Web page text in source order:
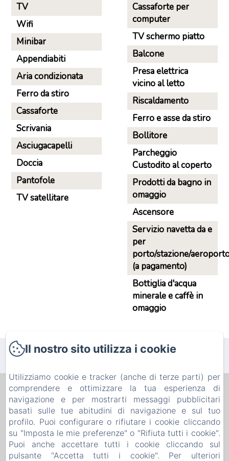
TV
Wifi
Minibar
Appendiabiti
Aria condizionata
Ferro da stiro
Cassaforte
Scrivania
Asciugacapelli
Doccia
Pantofole
TV satellitare
Cassaforte per
computer
TV schermo piatto
Balcone
Presa elettrica
vicino al letto
Riscaldamento
Ferro e asse da stiro
Bollitore
Parcheggio
Custodito al coperto
Prodotti da bagno in
omaggio
Ascensore
Servizio navetta da e
per
porto/stazione/
(a pagamento)
Bottiglia d'acqua
minerale e caffè in
omaggio
B&B PELLICANO GUEST HOUSE
Informativa PrivacyNote legaliInformazioni sui cookie
8b Via Paolo Pellicano, Reggio Calabria, 89128, Italia
pellicanoguesthouse@gmail.com
+393386884957
0965814575
Il nostro sito utilizza i cookie
Utilizziamo cookie e tracker (anche di terze parti) per
comprendere e ottimizzare la tua esperienza di
navigazione e per mostrarti messaggi pubblicitari
basati sulle tue abitudini di navigazione e sul tuo
profilo. Puoi configurare o rifiutare i cookie cliccando
su "Imposta le mie preferenze" o "Rifiuta tutti i cookie".
Puoi anche accettare tutti i cookie cliccando sul
pulsante "Accetta tutti i cookie". Per ulteriori